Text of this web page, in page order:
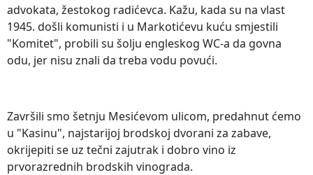
advokata, žestokog radićevca. Kažu, kada su na vlast
1945. došli komunisti i u Markotićevu kuću smjestili
"Komitet", probili su šolju engleskog WC-a da govna
odu, jer nisu znali da treba vodu povući.
Završili smo šetnju Mesićevom ulicom, predahnut ćemo
u "Kasinu", najstarijoj brodskoj dvorani za zabave,
okrijepiti se uz tečni zajutrak i dobro vino iz
prvorazrednih brodskih vinograda.